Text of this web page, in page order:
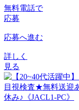
無料電話で
応募
応募へ進む
詳しく
見る